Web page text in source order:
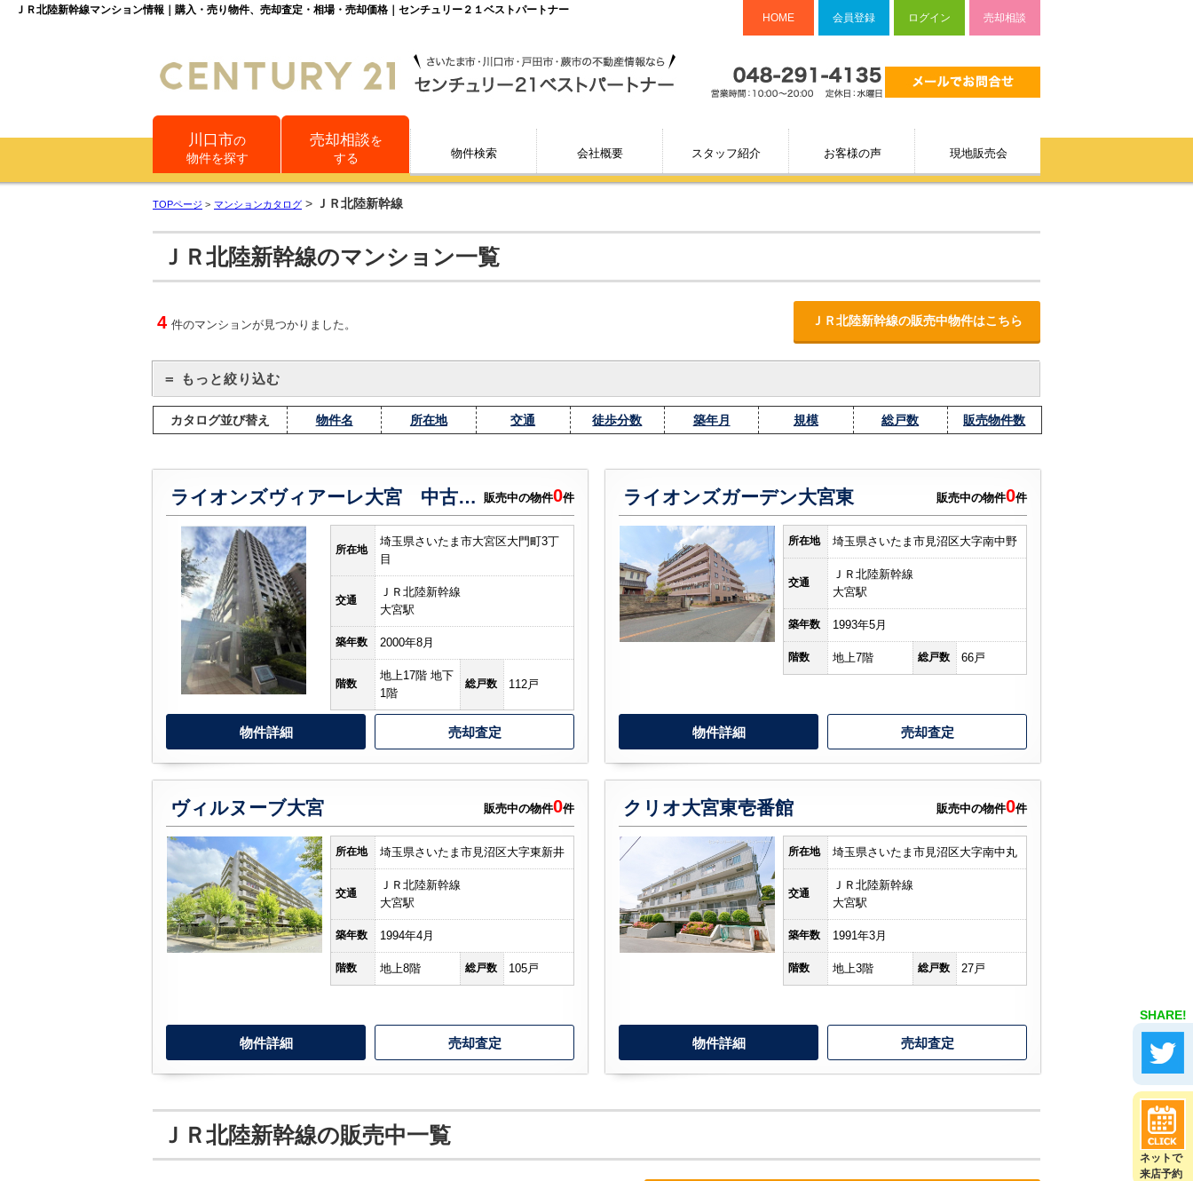
ＪＲ北陸新幹線マンション情報｜購入・売り物件、売却査定・相場・売却価格｜センチュリー２１ベストパートナー
HOME 会員登録 ログイン 売却相談
川口市の
物件を探す
売却相談を
する
物件検索 会社概要 スタッフ紹介 お客様の声 現地販売会
SHARE!
ネットで
来店予約
TOPページ > マンションカタログ > ＪＲ北陸新幹線
ＪＲ北陸新幹線のマンション一覧
4 件のマンションが見つかりました。 ＪＲ北陸新幹線の販売中物件はこちら
＝ もっと絞り込む
カタログ並び替え 物件名 所在地 交通 徒歩分数 築年月 規模 総戸数 販売物件数
ライオンズヴィアーレ大宮 中古マンション 販売中の物件0件
所在地
埼玉県さいたま市大宮区大門町3丁
目
交通
ＪＲ北陸新幹線
大宮駅
築年数 2000年8月
階数
地上17階 地下
1階
総戸数 112戸
物件詳細 売却査定
ライオンズガーデン大宮東 販売中の物件0件
所在地 埼玉県さいたま市見沼区大字南中野
交通
ＪＲ北陸新幹線
大宮駅
築年数 1993年5月
階数 地上7階 総戸数 66戸
物件詳細 売却査定
ヴィルヌーブ大宮 販売中の物件0件
所在地 埼玉県さいたま市見沼区大字東新井
交通
ＪＲ北陸新幹線
大宮駅
築年数 1994年4月
階数 地上8階 総戸数 105戸
物件詳細 売却査定
クリオ大宮東壱番館 販売中の物件0件
所在地 埼玉県さいたま市見沼区大字南中丸
交通
ＪＲ北陸新幹線
大宮駅
築年数 1991年3月
階数 地上3階 総戸数 27戸
物件詳細 売却査定
ＪＲ北陸新幹線の販売中一覧